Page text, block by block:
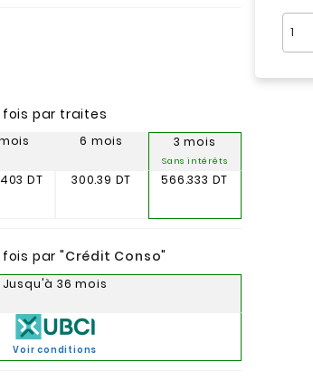
fois par traites
DT
6 mois
300.39 DT
3 mois
Sans intérêts
566.333 DT
par "Crédit Conso"
Jusqu'à 36 mois
Voir conditions